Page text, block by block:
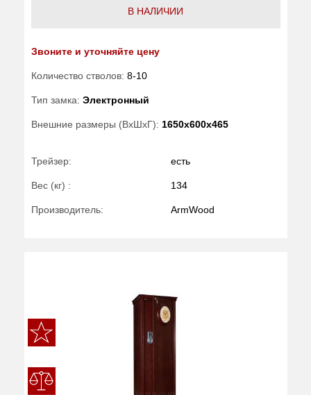
В НАЛИЧИИ
Звоните и уточняйте цену
Количество стволов: 8-10
Тип замка: Электронный
Внешние размеры (ВхШхГ): 1650x600x465
Трейзер: есть
Вес (кг) : 134
Производитель: ArmWood